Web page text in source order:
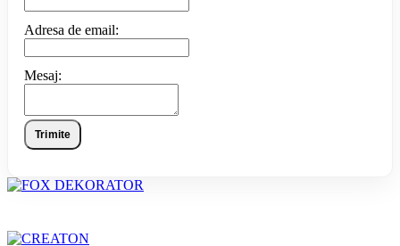
Adresa de email:
Mesaj:
Trimite